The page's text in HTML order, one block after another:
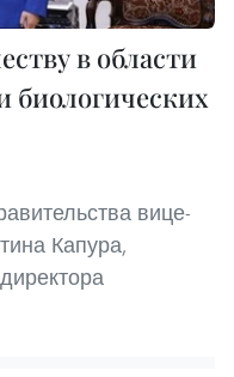
в области
биологических
вице-
Капура,